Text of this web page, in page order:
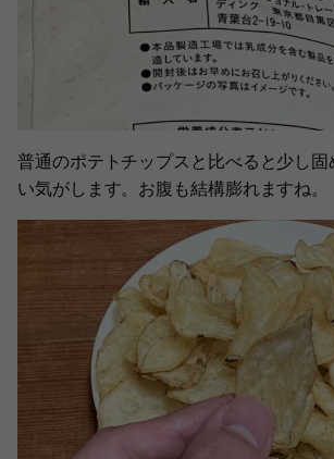
普通のポテトチップスと比べると少し
い気がします。お腹も結構膨れますね。